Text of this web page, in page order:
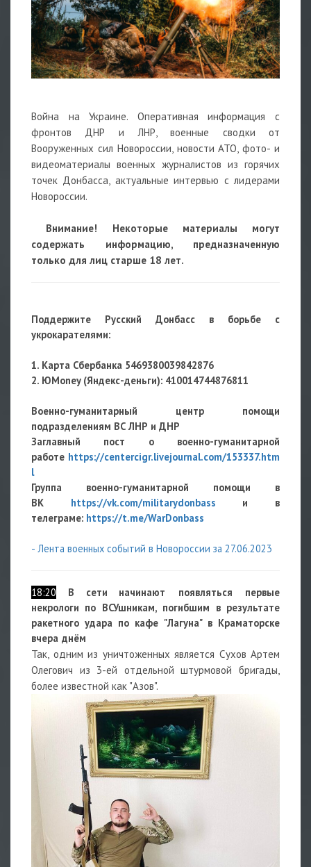
Война на Украине. Оперативная информация с
фронтов ДНР и ЛНР, военные сводки от
Вооруженных сил Новороссии, новости АТО, фото- и
видеоматериалы военных журналистов из горячих
точек Донбасса, актуальные интервью с лидерами
Новороссии.
Внимание! Некоторые материалы могут
содержать информацию, предназначенную
только для лиц старше 18 лет.
Поддержите Русский Донбасс в борьбе с
укрокарателями:
1. Карта Сбербанка 5469380039842876
2. ЮMoney (Яндекс-деньги): 410014744876811
Военно-гуманитарный центр помощи
подразделениям ВС ЛНР и ДНР
Заглавный пост о военно-гуманитарной
работе https://centercigr.livejournal.com/153337.htm
l
Группа военно-гуманитарной помощи в
ВК https://vk.com/militarydonbass и в
телеграме: https://t.me/WarDonbass
- Лента военных событий в Новороссии за 27.06.2023
18:20 В сети начинают появляться первые
некрологи по ВСУшникам, погибшим в результате
ракетного удара по кафе "Лагуна" в Краматорске
вчера днём
Так, одним из уничтоженных является Сухов Артем
Олегович из 3-ей отдельной штурмовой бригады,
более известной как "Азов".